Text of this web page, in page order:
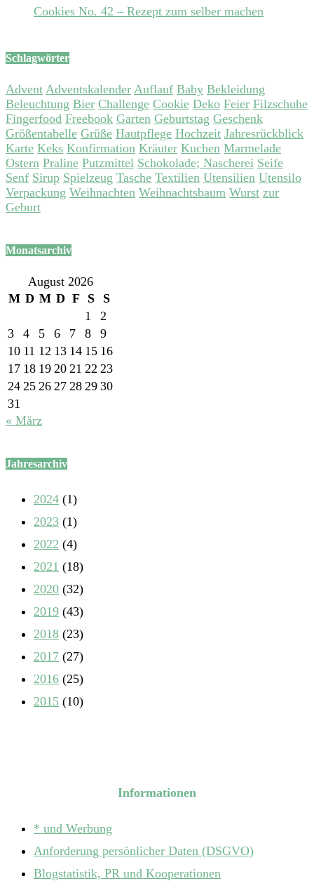
Cookies No. 42 – Rezept zum selber machen
Schlagwörter
Advent Adventskalender Auflauf Baby Bekleidung
Beleuchtung Bier Challenge Cookie Deko Feier Filzschuhe
Fingerfood Freebook Garten Geburtstag Geschenk
Größentabelle Grüße Hautpflege Hochzeit Jahresrückblick
Karte Keks Konfirmation Kräuter Kuchen Marmelade
Ostern Praline Putzmittel Schokolade; Nascherei Seife
Senf Sirup Spielzeug Tasche Textilien Utensilien Utensilo
Verpackung Weihnachten Weihnachtsbaum Wurst zur
Geburt
Monatsarchiv
August 2026
M D M D F S
S
1
2
3
4 5 6 7 8
9
10 11 12 13 14 15 16
17 18 19 20 21 22 23
24 25 26 27 28 29 30
31
« März
Jahresarchiv
2024 (1)
2023 (1)
2022 (4)
2021 (18)
2020 (32)
2019 (43)
2018 (23)
2017 (27)
2016 (25)
2015 (10)
Informationen
* und Werbung
Anforderung persönlicher Daten (DSGVO)
Blogstatistik, PR und Kooperationen